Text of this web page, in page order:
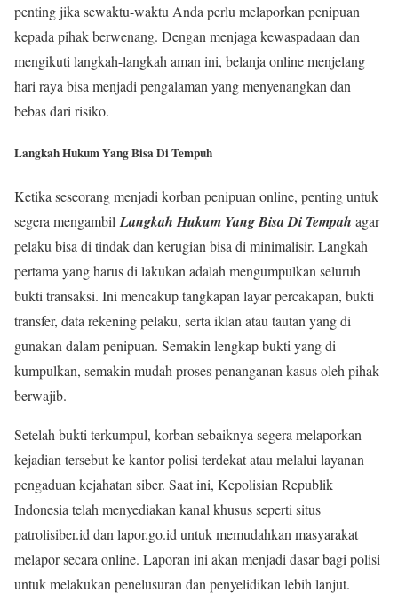
penting jika sewaktu-waktu Anda perlu melaporkan penipuan
kepada pihak berwenang. Dengan menjaga kewaspadaan dan
mengikuti langkah-langkah aman ini, belanja online menjelang
hari raya bisa menjadi pengalaman yang menyenangkan dan
bebas dari risiko.
Langkah Hukum Yang Bisa Di Tempuh
Ketika seseorang menjadi korban penipuan online, penting untuk
segera mengambil Langkah Hukum Yang Bisa Di Tempah agar
pelaku bisa di tindak dan kerugian bisa di minimalisir. Langkah
pertama yang harus di lakukan adalah mengumpulkan seluruh
bukti transaksi. Ini mencakup tangkapan layar percakapan, bukti
transfer, data rekening pelaku, serta iklan atau tautan yang di
gunakan dalam penipuan. Semakin lengkap bukti yang di
kumpulkan, semakin mudah proses penanganan kasus oleh pihak
berwajib.
Setelah bukti terkumpul, korban sebaiknya segera melaporkan
kejadian tersebut ke kantor polisi terdekat atau melalui layanan
pengaduan kejahatan siber. Saat ini, Kepolisian Republik
Indonesia telah menyediakan kanal khusus seperti situs
patrolisiber.id dan lapor.go.id untuk memudahkan masyarakat
melapor secara online. Laporan ini akan menjadi dasar bagi polisi
untuk melakukan penelusuran dan penyelidikan lebih lanjut.